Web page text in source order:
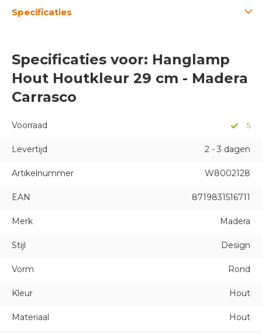
Specificaties
Specificaties voor: Hanglamp
Hout Houtkleur 29 cm - Madera
Carrasco
Voorraad 5
Levertijd 2 - 3 dagen
Artikelnummer W8002128
EAN 8719831516711
Merk Madera
Stijl Design
Vorm Rond
Kleur Hout
Materiaal Hout